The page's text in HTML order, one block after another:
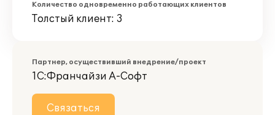
Количество одновременно работающих клиентов
Толстый клиент: 3
Партнер, осуществивший внедрение/проект
1С:Франчайзи А-Софт
Связаться